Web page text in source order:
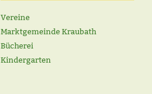
Vereine
Marktgemeinde Kraubath
Bücherei
Kindergarten